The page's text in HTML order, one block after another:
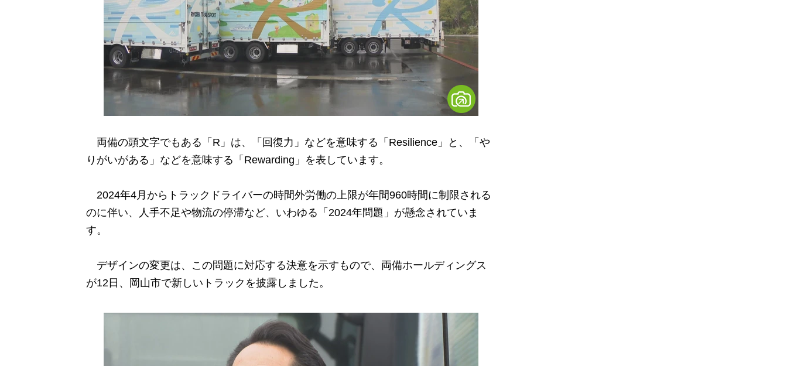
両備の頭文字でもある「R」は、「回復力」などを意味する「Resilience」と、「や
りがいがある」などを意味する「Rewarding」を表しています。
2024年4月からトラックドライバーの時間外労働の上限が年間960時間に制限される
のに伴い、人手不足や物流の停滞など、いわゆる「2024年問題」が懸念されていま
す。
デザインの変更は、この問題に対応する決意を示すもので、両備ホールディングス
が12日、岡山市で新しいトラックを披露しました。